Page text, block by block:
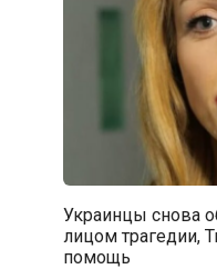
Украинцы снова
лицом трагедии,
помощь